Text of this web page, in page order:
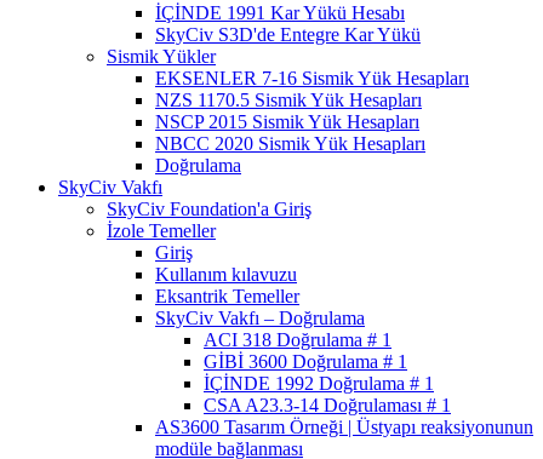
İÇİNDE 1991 Kar Yükü Hesabı
SkyCiv S3D'de Entegre Kar Yükü
Sismik Yükler
EKSENLER 7-16 Sismik Yük Hesapları
NZS 1170.5 Sismik Yük Hesapları
NSCP 2015 Sismik Yük Hesapları
NBCC 2020 Sismik Yük Hesapları
Doğrulama
SkyCiv Vakfı
SkyCiv Foundation'a Giriş
İzole Temeller
Giriş
Kullanım kılavuzu
Eksantrik Temeller
SkyCiv Vakfı – Doğrulama
ACI 318 Doğrulama # 1
GİBİ 3600 Doğrulama # 1
İÇİNDE 1992 Doğrulama # 1
CSA A23.3-14 Doğrulaması # 1
AS3600 Tasarım Örneği | Üstyapı reaksiyonunun
modüle bağlanması